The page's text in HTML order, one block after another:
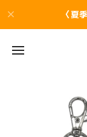
〈夏